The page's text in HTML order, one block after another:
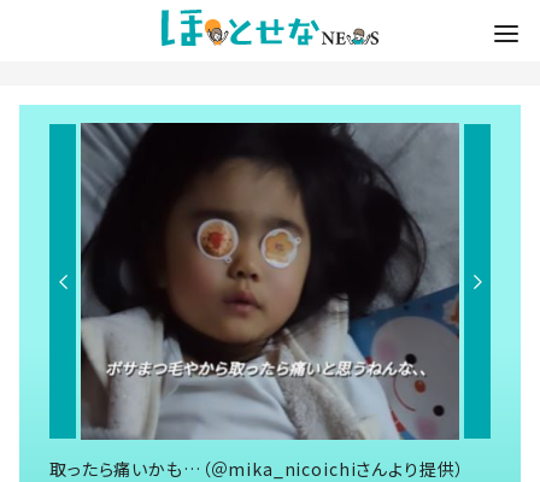
取ったら痛いかも…（＠mika_nicoichiさんより提供）